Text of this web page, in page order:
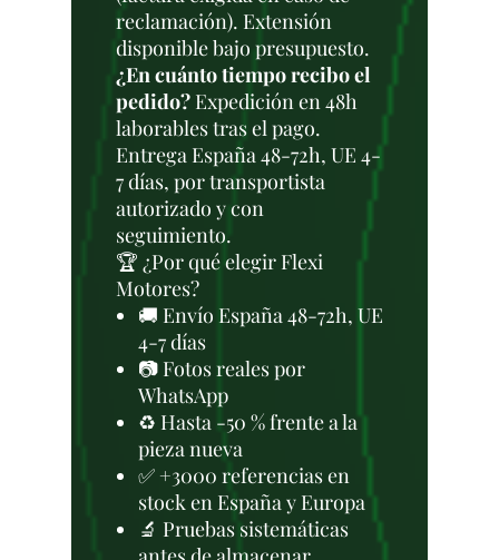
reclamación). Extensión
disponible bajo presupuesto.
¿En cuánto tiempo recibo el
pedido? Expedición en 48h
laborables tras el pago.
Entrega España 48-72h, UE 4-
7 días, por transportista
autorizado y con
seguimiento.
🏆 ¿Por qué elegir Flexi
Motores?
🚚 Envío España 48-72h, UE
4-7 días
📷 Fotos reales por
WhatsApp
♻️ Hasta -50 % frente a la
pieza nueva
✅ +3000 referencias en
stock en España y Europa
🔬 Pruebas sistemáticas